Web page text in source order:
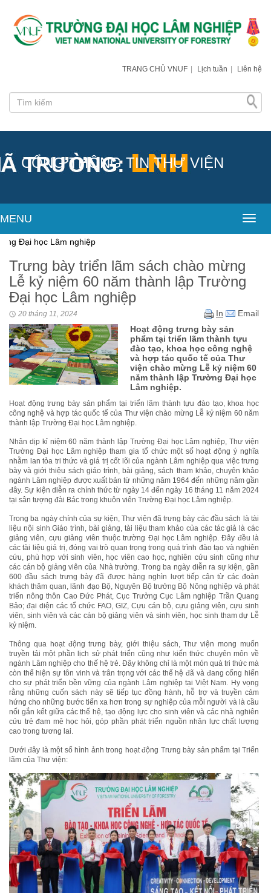
TRANG CHỦ VNUF | Lịch tuần | Liên hệ
CỔNG THÔNG TIN THƯ VIỆN
MENU
nghiệp
Trưng bày triển lãm sách chào mừng
Lễ kỷ niệm 60 năm thành lập Trường
Đại học Lâm nghiệp
20 tháng 11, 2024 In
Email
Hoạt động trưng bày sản
phẩm tại triển lãm thành tựu
đào tạo, khoa học công nghệ
và hợp tác quốc tế của Thư
viện chào mừng Lễ kỷ niệm 60
năm thành lập Trường Đại học
Lâm nghiệp.
Hoạt động trưng bày sản phẩm tại triển lãm thành tựu đào tạo, khoa học
công nghệ và hợp tác quốc tế của Thư viện chào mừng Lễ kỷ niệm 60 năm
thành lập Trường Đại học Lâm nghiệp.
Nhân dịp kỉ niệm 60 năm thành lập Trường Đại học Lâm nghiệp, Thư viện
Trường Đại học Lâm nghiệp tham gia tổ chức một số hoạt động ý nghĩa
nhằm lan tỏa tri thức và giá trị cốt lõi của ngành Lâm nghiệp qua việc trưng
bày và giới thiệu sách giáo trình, bài giảng, sách tham khảo, chuyên khảo
ngành Lâm nghiệp được xuất bản từ những năm 1964 đến những năm gần
đây. Sự kiện diễn ra chính thức từ ngày 14 đến ngày 16 tháng 11 năm 2024
tại sân tượng đài Bác trong khuôn viên Trường Đại học Lâm nghiệp.
Trong ba ngày chính của sự kiện, Thư viện đã trưng bày các đầu sách là tài
liệu nội sinh Giáo trình, bài giảng, tài liệu tham khảo của các tác giả là các
giảng viên, cựu giảng viên thuộc trường Đại học Lâm nghiệp. Đây đều là
các tài liệu giá trị, đóng vai trò quan trọng trong quá trình đào tạo và nghiên
cứu, phù hợp với sinh viên, học viên cao học, nghiên cứu sinh cũng như
các cán bộ giảng viên của Nhà trường. Trong ba ngày diễn ra sự kiện, gần
600 đầu sách trưng bày đã được hàng nghìn lượt tiếp cận từ các đoàn
khách thăm quan, lãnh đạo Bộ, Nguyên Bộ trưởng Bộ Nông nghiệp và phát
triển nông thôn Cao Đức Phát, Cục Trưởng Cục Lâm nghiệp Trần Quang
Bảo; đại diện các tổ chức FAO, GIZ, Cựu cán bộ, cựu giảng viên, cựu sinh
viên, sinh viên và các cán bộ giảng viên và sinh viên, học sinh tham dự Lễ
kỷ niệm.
Thông qua hoạt động trưng bày, giới thiệu sách, Thư viện mong muốn
truyền tải một phần lịch sử phát triển cũng như kiến thức chuyên môn về
ngành Lâm nghiệp cho thế hệ trẻ. Đây không chỉ là một món quà tri thức mà
còn thể hiện sự tôn vinh và trân trọng với các thế hệ đã và đang cống hiến
cho sự phát triển bền vững của ngành Lâm nghiệp tại Việt Nam. Hy vọng
rằng những cuốn sách này sẽ tiếp tục đồng hành, hỗ trợ và truyền cảm
hứng cho những bước tiến xa hơn trong sự nghiệp của mỗi người và là cầu
nối gắn kết giữa các thế hệ, tạo động lực cho sinh viên và các nhà nghiên
cứu trẻ đam mê học hỏi, góp phần phát triển nguồn nhân lực chất lượng
cao trong tương lai.
Dưới đây là một số hình ảnh trong hoạt động Trưng bày sản phẩm tại Triển
lãm của Thư viện: